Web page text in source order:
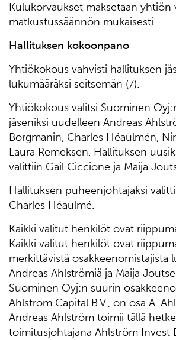
Kulukorvaukset maksetaan yhtiön
matkustussäännön mukaisesti.
Hallituksen kokoonpano
Yhtiökokous vahvisti hallituksen
lukumääräksi seitsemän (7).
Yhtiökokous valitsi Suominen
jäseniksi uudelleen Andreas
Borgmanin, Charles Héaulmén,
Laura Remeksen. Hallituksen
valittiin Gail Ciccione ja Maija
Hallituksen puheenjohtajaksi
Charles Héaulmé.
Kaikki valitut henkilöt ovat
Kaikki valitut henkilöt ovat
merkittävistä osakkeenomistajista
Andreas Ahlströmiä ja Maija
Suominen Oyj:n suurin
Ahlstrom Capital B.V., on osa A.
Andreas Ahlström toimii tällä
toimitusjohtajana Ahlström Invest